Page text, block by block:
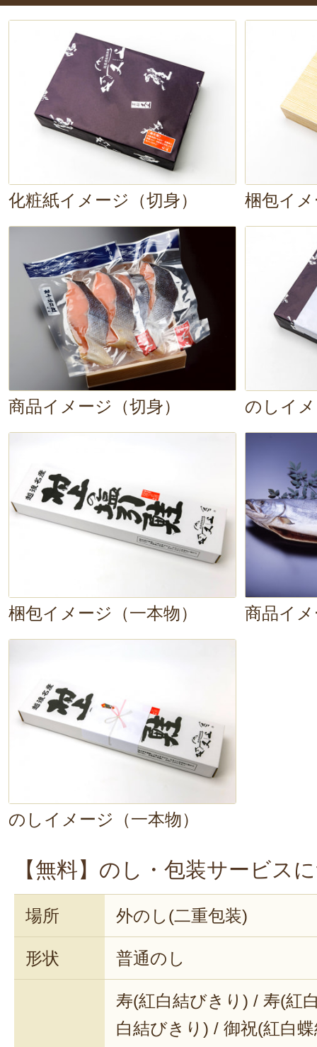
化粧紙イメージ（切身） 梱包イ
商品イメージ（切身） のしイ
梱包イメージ（一本物） 商品イ
のしイメージ（一本物）
【無料】のし・包装サービス
場所 外のし(二重包装)
形状 普通のし
寿(紅白結びきり) / 寿(紅
白結びきり) / 御祝(紅白